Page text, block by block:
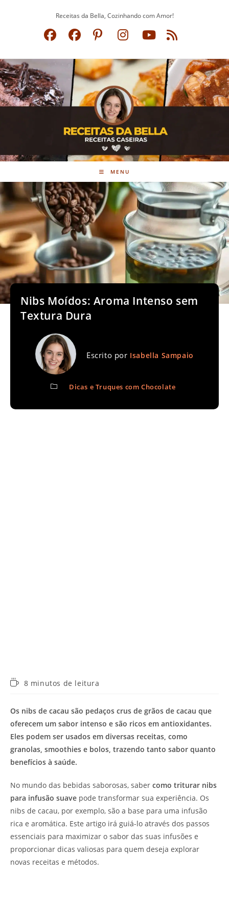
Receitas da Bella, Cozinhando com Amor!
MENU
Nibs Moídos: Aroma Intenso sem
Textura Dura
Escrito por Isabella Sampaio
Dicas e Truques com Chocolate
Tempo8 minutos de leitura
Os nibs de cacau são pedaços crus de grãos de cacau que
oferecem um sabor intenso e são ricos em antioxidantes.
Eles podem ser usados em diversas receitas, como
granolas, smoothies e bolos, trazendo tanto sabor quanto
benefícios à saúde.
No mundo das bebidas saborosas, saber como triturar nibs
para infusão suave pode transformar sua experiência. Os
nibs de cacau, por exemplo, são a base para uma infusão
rica e aromática. Este artigo irá guiá-lo através dos passos
essenciais para maximizar o sabor das suas infusões e
proporcionar dicas valiosas para quem deseja explorar
novas receitas e métodos.